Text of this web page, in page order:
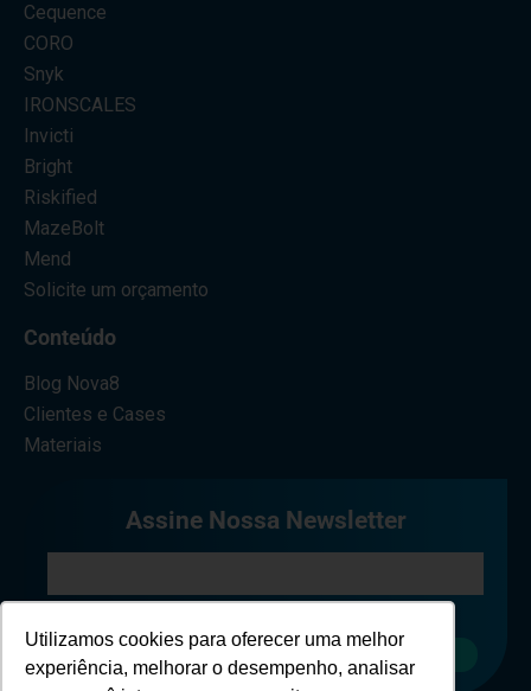
Utilizamos cookies para oferecer uma melhor
experiência, melhorar o desempenho, analisar
Cequence
CORO
Snyk
IRONSCALES
Invicti
Bright
Riskified
MazeBolt
Mend
Solicite um orçamento
Conteúdo
Blog Nova8
Clientes e Cases
Materiais
Assine Nossa Newsletter